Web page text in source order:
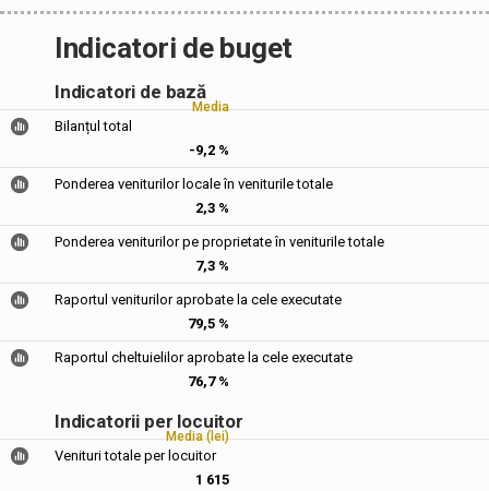
Indicatori de buget
Indicatori de bază
Media
Bilanțul total
-9,2 %
Ponderea veniturilor locale în veniturile totale
2,3 %
Ponderea veniturilor pe proprietate în veniturile totale
7,3 %
Raportul veniturilor aprobate la cele executate
79,5 %
Raportul cheltuielilor aprobate la cele executate
76,7 %
Indicatorii per locuitor
Media (lei)
Venituri totale per locuitor
1 615